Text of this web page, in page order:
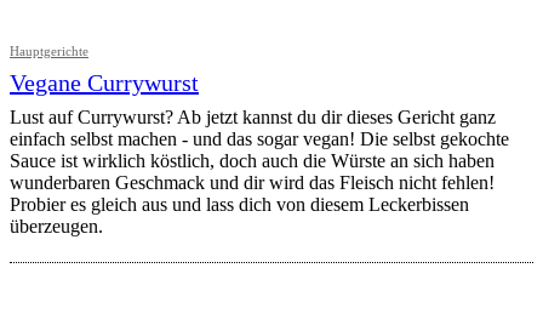
Hauptgerichte
Vegane Currywurst
Lust auf Currywurst? Ab jetzt kannst du dir dieses Gericht ganz
einfach selbst machen - und das sogar vegan! Die selbst gekochte
Sauce ist wirklich köstlich, doch auch die Würste an sich haben
wunderbaren Geschmack und dir wird das Fleisch nicht fehlen!
Probier es gleich aus und lass dich von diesem Leckerbissen
überzeugen.